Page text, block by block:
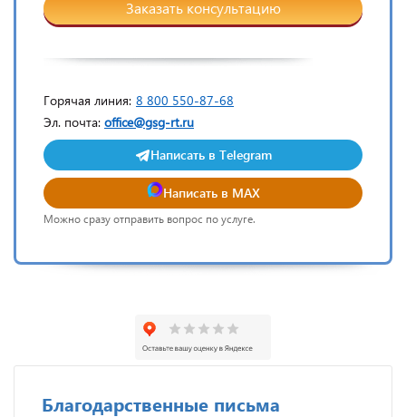
Заказать консультацию
Горячая линия: 8 800 550-87-68
Эл. почта: office@gsg-rt.ru
Написать в Telegram
Написать в MAX
Можно сразу отправить вопрос по услуге.
Благодарственные письма